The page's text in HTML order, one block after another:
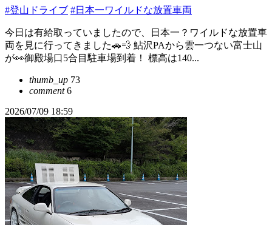
#登山ドライブ #日本一ワイルドな放置車両
今日は有給取っていましたので、日本一？ワイルドな放置車
両を見に行ってきました🚗💨 鮎沢PAから雲一つない富士山
が👀御殿場口5合目駐車場到着！ 標高は140...
thumb_up 73
comment6
2026/07/09 18:59